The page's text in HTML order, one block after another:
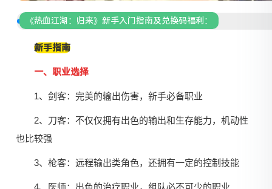
《热血江湖：归来》新手入门指南及兑换码福利：
新手指南
一、职业选择
1、剑客：完美的输出伤害，新手必备职业
2、刀客：不仅仅拥有出色的输出和生存能力，机动性
也比较强
3、枪客：远程输出类角色，还拥有一定的控制技能